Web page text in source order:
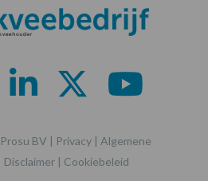
BV | Privacy | Algemene
Disclaimer | Cookiebeleid